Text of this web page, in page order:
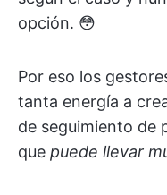
opción. 😳
Por eso los
tanta energía a
de seguimiento de
que puede llevar